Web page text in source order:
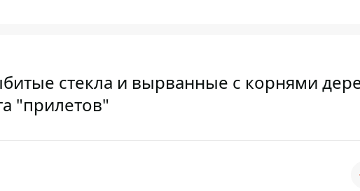
стекла и вырванные с корнями
"прилетов"